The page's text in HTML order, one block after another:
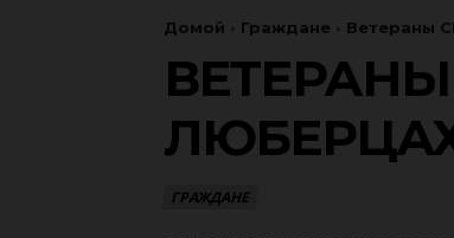
Домой Граждане Ветераны
ГРАЖДАНЕ